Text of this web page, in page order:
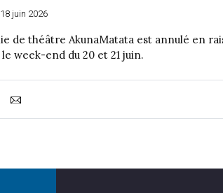
juin 2026
de théâtre AkunaMatata est annulé en
week-end du 20 et 21 juin.